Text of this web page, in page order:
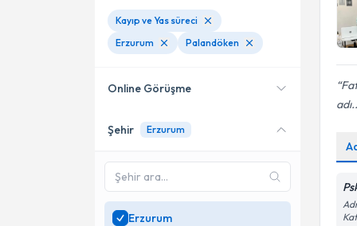
Kayıp ve Yas süreci
Erzurum
Palandöken
Online Görüşme
Online danışmanlık sunan
SadeceErzurum
bölgesinde uzman ara
Şehir Erzurum
Erzurum